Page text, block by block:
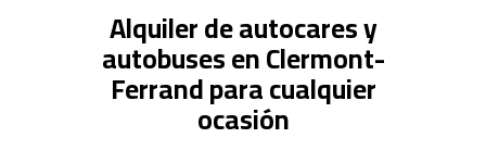
Alquiler de autocares y
autobuses en Clermont-
Ferrand para cualquier
ocasión